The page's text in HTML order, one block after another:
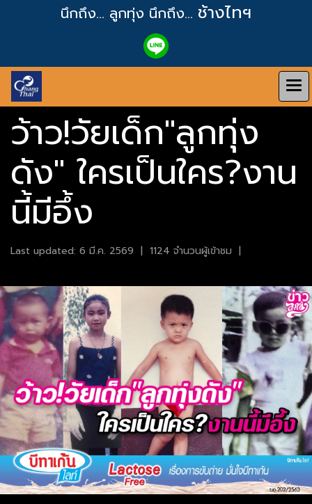
นึกถึง... ลูกทุ่ง นึกถึง... ช้างไทฯ
ว้าว!วัยเด็ก"ลูกทุ่ง
ดัง" ใครเป็นใคร?งาน
นี้มีอึ้ง
Last updated: 6 มี.ค. 2569 | 1124 จำนวนผู้เข้าชม |